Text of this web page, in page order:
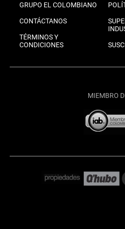
GRUPO EL COLOMBIANO
CONTÁCTANOS
TÉRMINOS Y
CONDICIONES
MIEMBRO